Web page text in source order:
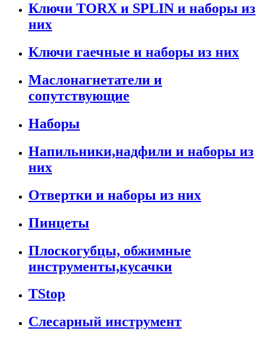
Ключи TORX и SPLIN и наборы из
них
Ключи гаечные и наборы из них
Маслонагнетатели и
сопутствующие
Наборы
Напильники,надфили и наборы из
них
Отвертки и наборы из них
Пинцеты
Плоскогубцы, обжимные
инструменты,кусачки
TStop
Слесарный инструмент